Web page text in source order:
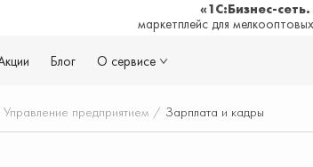
«1С:Бизнес-
маркетплейс для
Блог О сервисе
Управление предприятием / Зарплата и кадры